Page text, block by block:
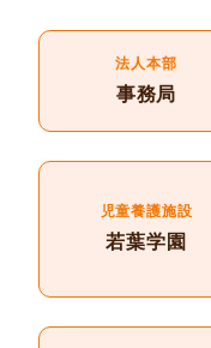
法人本部
事務局
児童養護施設
若葉学園